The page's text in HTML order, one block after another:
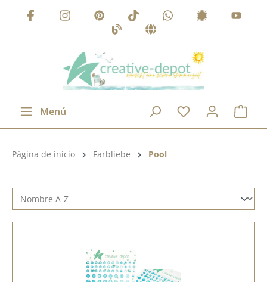
Saltar al contenido principal
Menú
Categoría de productos:
Página de inicio Farbliebe Pool